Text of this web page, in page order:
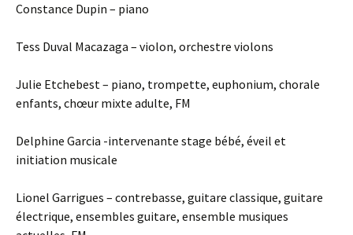
Constance Dupin – piano
Tess Duval Macazaga – violon, orchestre violons
Julie Etchebest – piano, trompette, euphonium, chorale
enfants, chœur mixte adulte, FM
Delphine Garcia -intervenante stage bébé, éveil et
initiation musicale
Lionel Garrigues – contrebasse, guitare classique, guitare
électrique, ensembles guitare, ensemble musiques